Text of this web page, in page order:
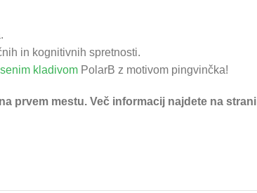
in kognitivnih spretnosti.
kladivom PolarB z motivom pingvinčka!
prvem mestu. Več informacij najdete na strani